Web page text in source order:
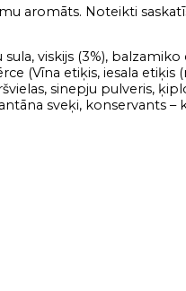
aromāts. Noteikti
viskijs (3%),
(Vīna etiķis, iesala
sinepju pulveris,
sveķi, konservants –